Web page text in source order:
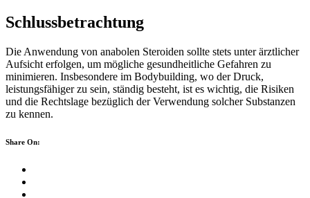
Schlussbetrachtung
Die Anwendung von anabolen Steroiden sollte stets unter ärztlicher
Aufsicht erfolgen, um mögliche gesundheitliche Gefahren zu
minimieren. Insbesondere im Bodybuilding, wo der Druck,
leistungsfähiger zu sein, ständig besteht, ist es wichtig, die Risiken
und die Rechtslage bezüglich der Verwendung solcher Substanzen
zu kennen.
Share On: